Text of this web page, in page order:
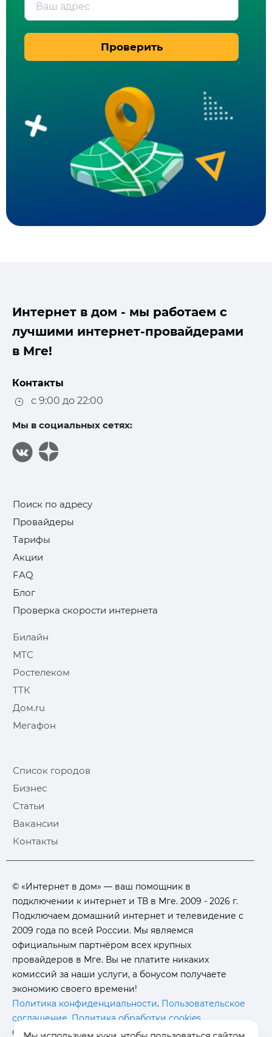
Ваш адрес
Проверить
Интернет в дом - мы работаем с
лучшими интернет-провайдерами
в Мге!
Контакты
с 9:00 до 22:00
Мы в социальных сетях:
Поиск по адресу
Провайдеры
Тарифы
Акции
FAQ
Блог
Проверка скорости интернета
Билайн
МТС
Ростелеком
ТТК
Дом.ru
Мегафон
Список городов
Бизнес
Статьи
Вакансии
Контакты
© «Интернет в дом» — ваш помощник в
подключении к интернет и ТВ в Мге. 2009 - 2026 г.
Подключаем домашний интернет и телевидение с
2009 года по всей России. Мы являемся
официальным партнёром всех крупных
провайдеров в Мге. Вы не платите никаких
комиссий за наши услуги, а бонусом получаете
экономию своего времени!
Политика конфиденциальности. Пользовательское
соглашение Политика обработки cookies
Отписаться от полученияинформационных